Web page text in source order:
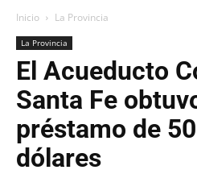
Inicio La Provincia
La Provincia
El Acueducto
Santa Fe
préstamo de
dólares